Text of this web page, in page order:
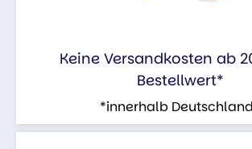
Keine Versandkosten ab
Bestellwert*
*innerhalb